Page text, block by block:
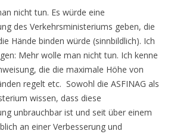
nicht tun. Es würde eine
des Verkehrsministeriums geben, die
Hände binden würde (sinnbildlich). Ich
Mehr wolle man nicht tun. Ich kenne
die die maximale Höhe von
regelt etc. Sowohl die ASFINAG als
wissen, dass diese
unbrauchbar ist und seit über einem
an einer Verbesserung und